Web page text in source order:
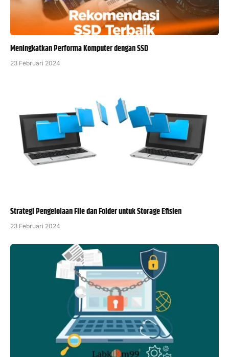
Meningkatkan Performa Komputer dengan SSD
23 Februari 2024
Strategi Pengelolaan File dan Folder untuk Storage Efisien
23 Februari 2024